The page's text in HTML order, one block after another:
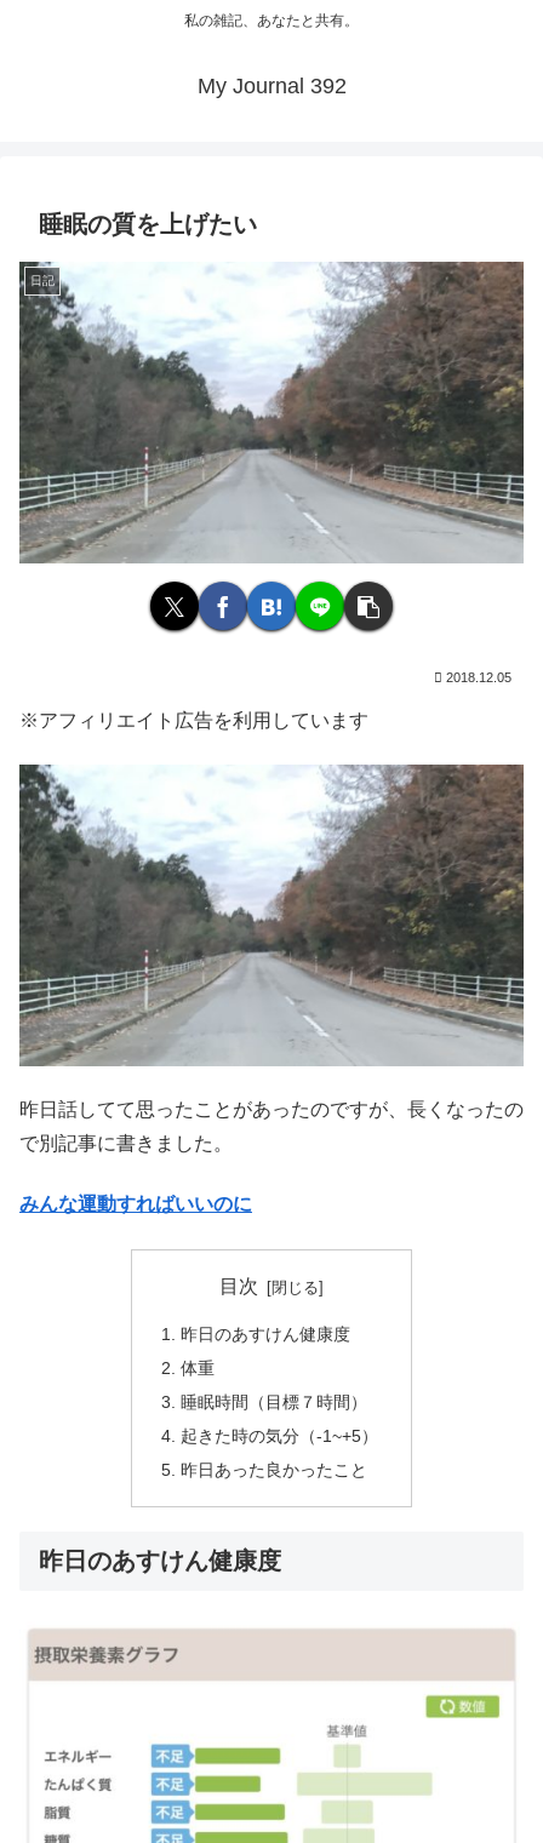
私の雑記、あなたと共有。
My Journal 392
睡眠の質を上げたい
日記
2018.12.05
※アフィリエイト広告を利用しています
昨日話してて思ったことがあったのですが、長くなったの
で別記事に書きました。
みんな運動すればいいのに
目次
昨日のあすけん健康度
体重
睡眠時間（目標７時間）
起きた時の気分（-1~+5）
昨日あった良かったこと
昨日のあすけん健康度